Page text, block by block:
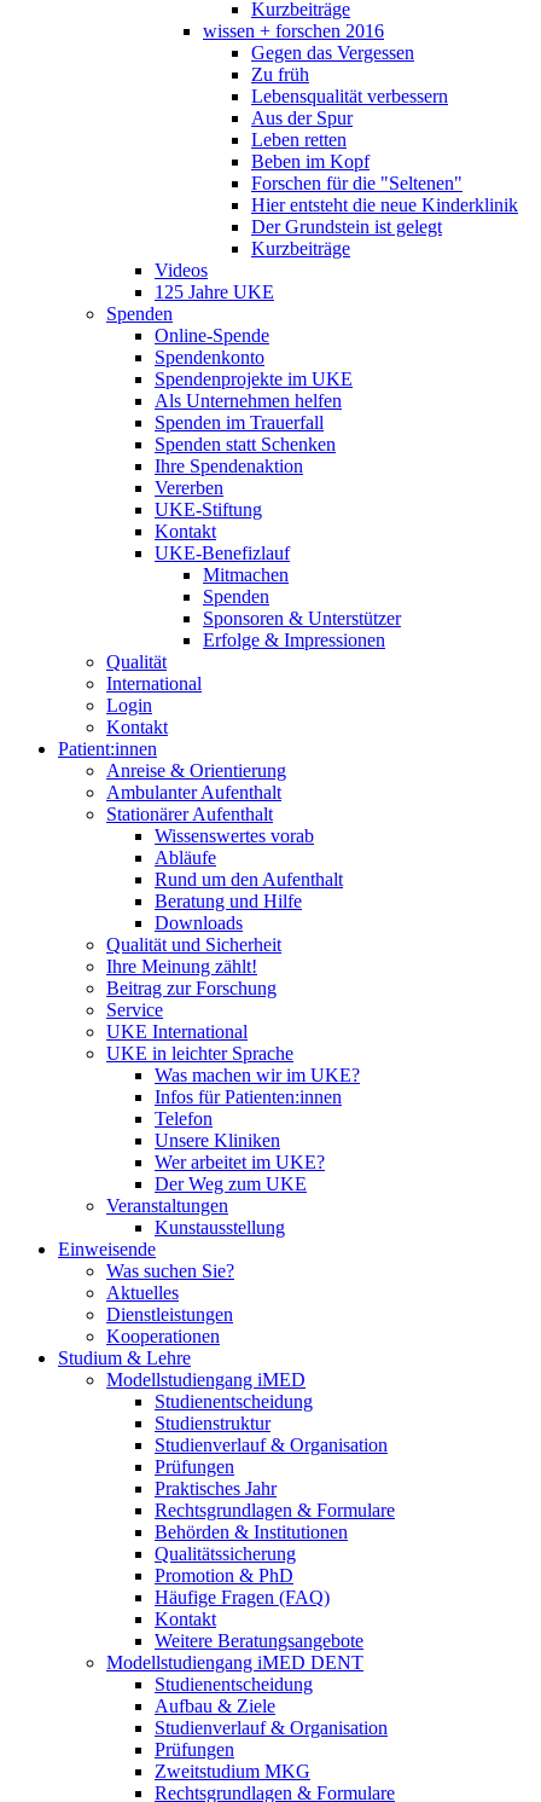
Kurzbeiträge
wissen + forschen 2016
Gegen das Vergessen
Zu früh
Lebensqualität verbessern
Aus der Spur
Leben retten
Beben im Kopf
Forschen für die "Seltenen"
Hier entsteht die neue Kinderklinik
Der Grundstein ist gelegt
Kurzbeiträge
Videos
125 Jahre UKE
Spenden
Online-Spende
Spendenkonto
Spendenprojekte im UKE
Als Unternehmen helfen
Spenden im Trauerfall
Spenden statt Schenken
Ihre Spendenaktion
Vererben
UKE-Stiftung
Kontakt
UKE-Benefizlauf
Mitmachen
Spenden
Sponsoren & Unterstützer
Erfolge & Impressionen
Qualität
International
Login
Kontakt
Patient:innen
Anreise & Orientierung
Ambulanter Aufenthalt
Stationärer Aufenthalt
Wissenswertes vorab
Abläufe
Rund um den Aufenthalt
Beratung und Hilfe
Downloads
Qualität und Sicherheit
Ihre Meinung zählt!
Beitrag zur Forschung
Service
UKE International
UKE in leichter Sprache
Was machen wir im UKE?
Infos für Patienten:innen
Telefon
Unsere Kliniken
Wer arbeitet im UKE?
Der Weg zum UKE
Veranstaltungen
Kunstausstellung
Einweisende
Was suchen Sie?
Aktuelles
Dienstleistungen
Kooperationen
Studium & Lehre
Modellstudiengang iMED
Studienentscheidung
Studienstruktur
Studienverlauf & Organisation
Prüfungen
Praktisches Jahr
Rechtsgrundlagen & Formulare
Behörden & Institutionen
Qualitätssicherung
Promotion & PhD
Häufige Fragen (FAQ)
Kontakt
Weitere Beratungsangebote
Modellstudiengang iMED DENT
Studienentscheidung
Aufbau & Ziele
Studienverlauf & Organisation
Prüfungen
Zweitstudium MKG
Rechtsgrundlagen & Formulare